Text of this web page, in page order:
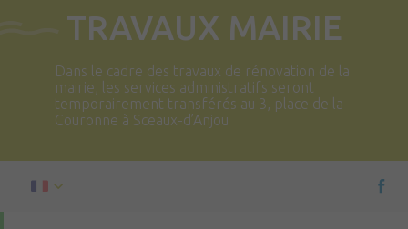
TRAVAUX MAIRIE
Dans le cadre des travaux de rénovation de la
mairie, les services administratifs seront
temporairement transférés au 3, place de la
Couronne à Sceaux-d’Anjou